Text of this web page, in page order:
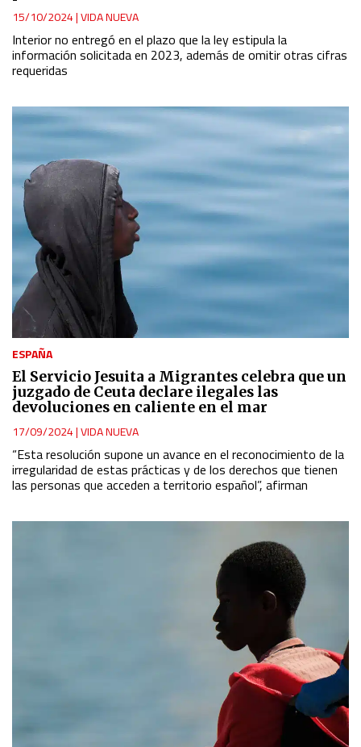
15/10/2024|VIDA NUEVA
Interior no entregó en el plazo que la ley estipula la
información solicitada en 2023, además de omitir otras cifras
requeridas
ESPAÑA
El Servicio Jesuita a Migrantes celebra que un
juzgado de Ceuta declare ilegales las
devoluciones en caliente en el mar
17/09/2024|VIDA NUEVA
“Esta resolución supone un avance en el reconocimiento de la
irregularidad de estas prácticas y de los derechos que tienen
las personas que acceden a territorio español”, afirman